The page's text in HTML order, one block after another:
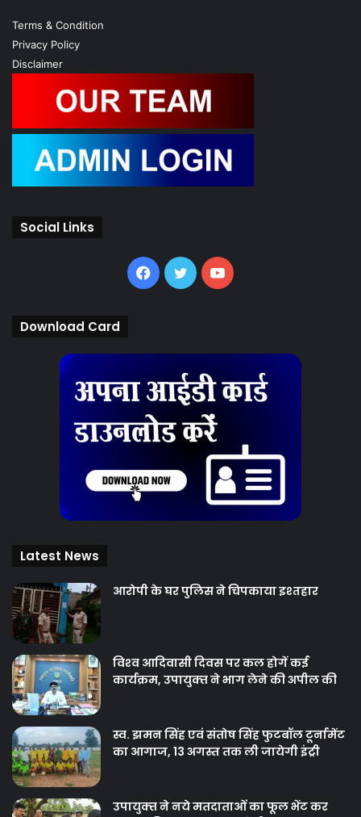
Terms & Condition
Privacy Policy
Disclaimer
Social Links
Facebook
TwitterYouTube
Download Card
Latest News
आरोपी के घर पुलिस ने चिपकाया इश्तहार
विश्‍व आदिवासी दिवस पर कल होगें कई
कार्यक्रम, उपायुक्‍त ने भाग लेने की अपील की
स्व. झमन सिंह एवं संतोष सिंह फुटबॉल टूर्नामेंट
का आगाज, 13 अगस्त तक ली जायेगी इंट्री
उपायुक्‍त ने नये मतदाताओंं का फूल भेंट कर